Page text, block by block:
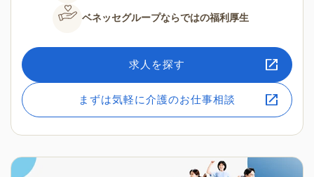
ベネッセグループならではの福利厚生
求人を探す
まずは気軽に介護のお仕事相談